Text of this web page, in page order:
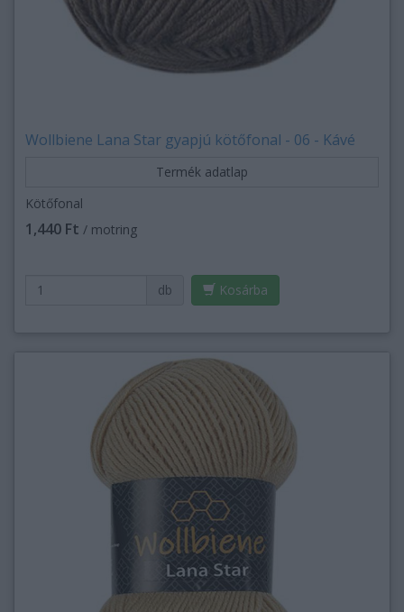
Wollbiene Lana Star gyapjú kötőfonal - 06 - Kávé
Termék adatlap
Kötőfonal
1,440 Ft / motring
db Kosárba